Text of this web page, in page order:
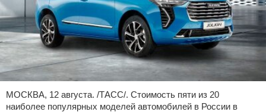
МОСКВА, 12 августа. /ТАСС/. Стоимость пяти из 20
наиболее популярных моделей автомобилей в России в